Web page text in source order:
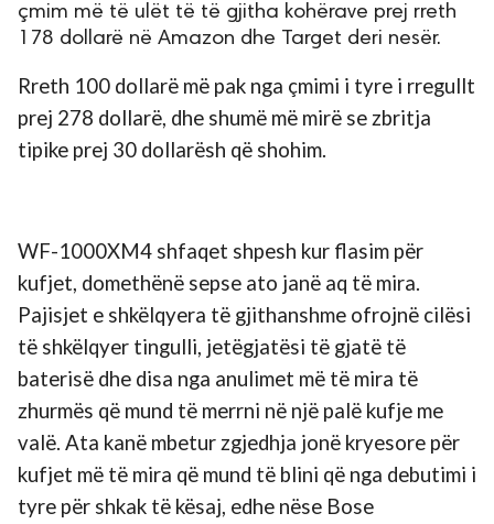
çmim më të ulët të të gjitha kohërave prej rreth
178 dollarë në Amazon dhe Target deri nesër.
Rreth 100 dollarë më pak nga çmimi i tyre i rregullt
prej 278 dollarë, dhe shumë më mirë se zbritja
tipike prej 30 dollarësh që shohim.
WF-1000XM4 shfaqet shpesh kur flasim për
kufjet, domethënë sepse ato janë aq të mira.
Pajisjet e shkëlqyera të gjithanshme ofrojnë cilësi
të shkëlqyer tingulli, jetëgjatësi të gjatë të
baterisë dhe disa nga anulimet më të mira të
zhurmës që mund të merrni në një palë kufje me
valë. Ata kanë mbetur zgjedhja jonë kryesore për
kufjet më të mira që mund të blini që nga debutimi i
tyre për shkak të kësaj, edhe nëse Bose